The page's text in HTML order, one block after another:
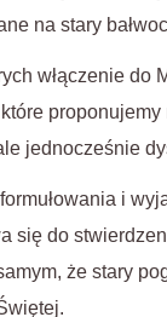
na stary
włączenie
jednocześnie
i
się do
że stary